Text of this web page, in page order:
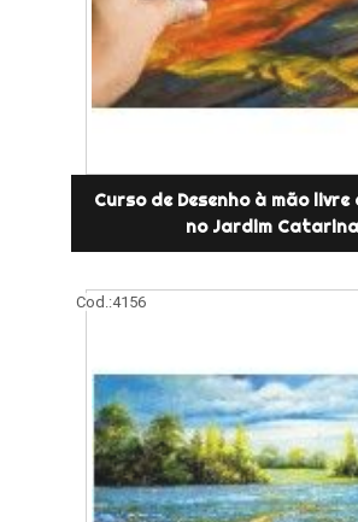
Curso de Desenho à mão
no Jardim Catarina
Cod.:4156